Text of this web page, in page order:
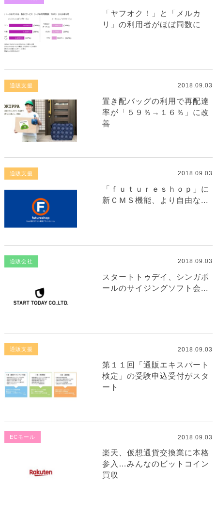
「ヤフオク！」と「メルカ
リ」の利用者がほぼ同数に
通販支援 2018.09.03
置き配バッグの利用で再配達
率が「５９％→１６％」に改
善
通販支援 2018.09.03
「ｆｕｔｕｒｅｓｈｏｐ」に
新ＣＭＳ機能、より自由な...
通販会社 2018.09.03
スタートトゥデイ、シンガポ
ールのサイジングソフト会...
通販支援 2018.09.03
第１１回「通販エキスパート
検定」の受験申込受付がスタ
ート
ECモール 2018.09.03
楽天、仮想通貨交換業に本格
参入…みんなのビットコイン
買収